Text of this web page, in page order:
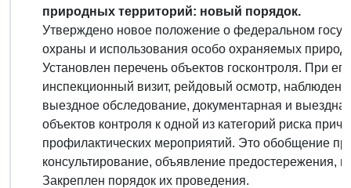
природных территорий: новый порядок.
Утверждено новое положение о федеральном
охраны и использования особо охраняемых
Установлен перечень объектов госконтроля. При
инспекционный визит, рейдовый осмотр,
выездное обследование, документарная и
объектов контроля к одной из категорий риска
профилактических мероприятий. Это обобщение
консультирование, объявление предостережения,
Закреплен порядок их проведения.